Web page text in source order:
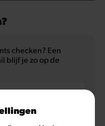
checken? Een
blijf je zo op de